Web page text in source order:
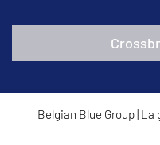
Belgian Blue Group| La